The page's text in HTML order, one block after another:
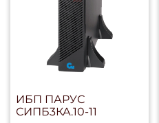
ИБП ПАРУС
СИПБ3КА.10-11